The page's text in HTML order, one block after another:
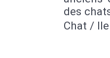
des
Chat /